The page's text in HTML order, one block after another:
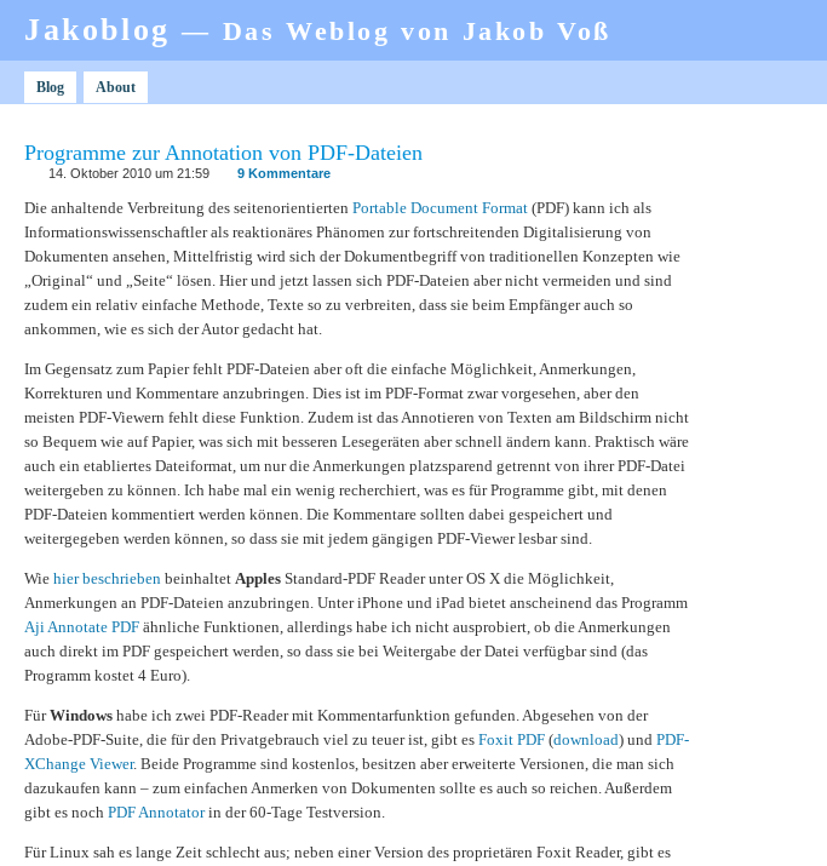
Jakoblog— Das Weblog von Jakob Voß
Blog About
Programme zur Annotation von PDF-Dateien
14. Oktober 2010 um 21:59 9 Kommentare
Die anhaltende Verbreitung des seitenorientierten Portable Document Format (PDF) kann ich als
Informationswissenschaftler als reaktionäres Phänomen zur fortschreitenden Digitalisierung von
Dokumenten ansehen, Mittelfristig wird sich der Dokumentbegriff von traditionellen Konzepten wie
„Original“ und „Seite“ lösen. Hier und jetzt lassen sich PDF-Dateien aber nicht vermeiden und sind
zudem ein relativ einfache Methode, Texte so zu verbreiten, dass sie beim Empfänger auch so
ankommen, wie es sich der Autor gedacht hat.
Im Gegensatz zum Papier fehlt PDF-Dateien aber oft die einfache Möglichkeit, Anmerkungen,
Korrekturen und Kommentare anzubringen. Dies ist im PDF-Format zwar vorgesehen, aber den
meisten PDF-Viewern fehlt diese Funktion. Zudem ist das Annotieren von Texten am Bildschirm nicht
so Bequem wie auf Papier, was sich mit besseren Lesegeräten aber schnell ändern kann. Praktisch wäre
auch ein etabliertes Dateiformat, um nur die Anmerkungen platzsparend getrennt von ihrer PDF-Datei
weitergeben zu können. Ich habe mal ein wenig recherchiert, was es für Programme gibt, mit denen
PDF-Dateien kommentiert werden können. Die Kommentare sollten dabei gespeichert und
weitergegeben werden können, so dass sie mit jedem gängigen PDF-Viewer lesbar sind.
Wie hier beschrieben beinhaltet Apples Standard-PDF Reader unter OS X die Möglichkeit,
Anmerkungen an PDF-Dateien anzubringen. Unter iPhone und iPad bietet anscheinend das Programm
Aji Annotate PDF ähnliche Funktionen, allerdings habe ich nicht ausprobiert, ob die Anmerkungen
auch direkt im PDF gespeichert werden, so dass sie bei Weitergabe der Datei verfügbar sind (das
Programm kostet 4 Euro).
FürWindows habe ich zwei PDF-Reader mit Kommentarfunktion gefunden. Abgesehen von der
Adobe-PDF-Suite, die für den Privatgebrauch viel zu teuer ist, gibt es Foxit PDF (download) und PDF-
XChange Viewer. Beide Programme sind kostenlos, besitzen aber erweiterte Versionen, die man sich
dazukaufen kann – zum einfachen Anmerken von Dokumenten sollte es auch so reichen. Außerdem
gibt es noch PDF Annotatorin der 60-Tage Testversion.
Für Linux sah es lange Zeit schlecht aus; neben einer Version des proprietären Foxit Reader, gibt es